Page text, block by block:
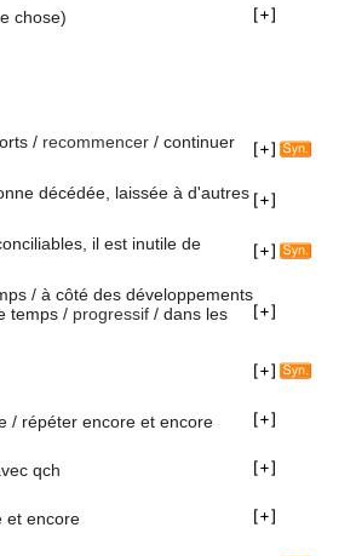
chose)
/ recommencer / continuer
décédée, laissée à d'autres
il est inutile de
/ à côté des développements
temps / progressif / dans les
/ répéter encore et encore
qch
et encore